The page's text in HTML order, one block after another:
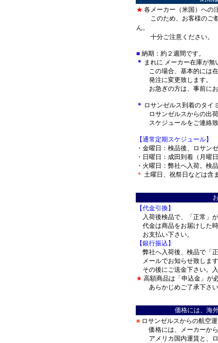
★ 各メーカー（米国）への
このため、お客様のご
ん。
十分ご注意ください。
■ 納期：約２週間です。
＊ まれに メーカー在庫が無
この場合、基本的には在
発注に変更致します。
お急ぎの方は、事前にお
＊ ロサンゼルス到着のタイ
ロサンゼルスからの出荷
スケジュールをご連絡致
【通常定期スケジュール】
・金曜日：検品後、ロサン
・日曜日：成田到着（月曜
・火曜日：弊社へ入荷。検
＊ 土曜日、祝祭日などは含
【代金引換】
入荷後検品で、「正常」
代金は商品をお届けした
お支払い下さい。
【銀行振込】
弊社へ入荷後、検品で「
メールでお知らせ致しま
その後にご送金下さい。
★ 高額商品は「申込金」が
あらかじめご了承下さ
価格には、海
■ ロサンゼルスからの航空
価格には、メーカーから
アメリカ国内運賃と、ロ